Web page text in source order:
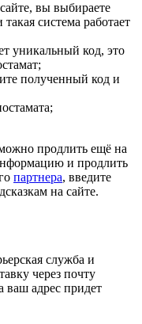
вы выбираете
система работает
уникальный код, это
полученный код и
продлить ещё на
и продлить
партнера, введите
на сайте.
служба и
через почту
ваш адрес придет